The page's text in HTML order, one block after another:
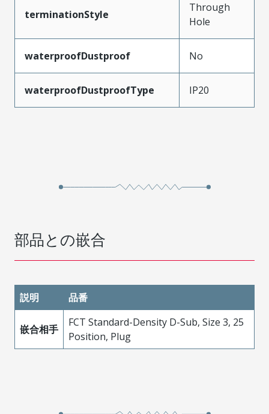
terminationStyle
Through
Hole
waterproofDustproof No
waterproofDustproofType IP20
部品との嵌合
説明 品番
嵌合相手
FCT Standard-Density D-Sub, Size 3, 25
Position, Plug